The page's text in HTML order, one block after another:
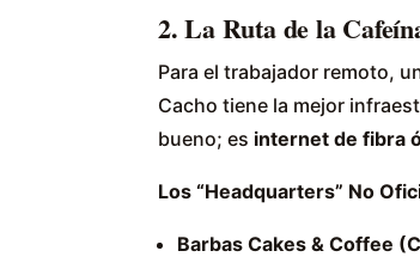
2. La Ruta de la
Para el trabajador remoto,
Cacho tiene la mejor
bueno; es internet de fibra
Los “Headquarters” No
Barbas Cakes & Coffee